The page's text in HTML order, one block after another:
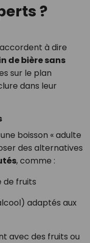
?
à dire
de bière sans
sur le plan
dans leur
boisson « adulte
des alternatives
, comme :
de fruits
adaptés aux
avec des fruits ou